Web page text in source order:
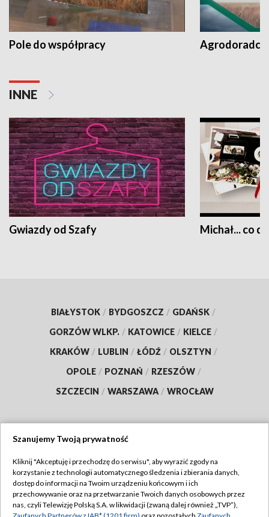
Pole do współpracy Agrodoradcy
INNE
Gwiazdy od Szafy Michał... co
BIAŁYSTOK / BYDGOSZCZ / GDAŃSK /
GORZÓW WLKP. / KATOWICE / KIELCE /
KRAKÓW / LUBLIN / ŁÓDŹ / OLSZTYN /
OPOLE / POZNAŃ / RZESZÓW /
SZCZECIN / WARSZAWA / WROCŁAW
TVP
Abonament TVP
Emisja w TVP
Regulamin TVP
Szanujemy Twoją prywatność
Kliknij "Akceptuję i przechodzę do serwisu", aby wyrazić zgody na
korzystanie z technologii automatycznego śledzenia i zbierania danych,
dostęp do informacji na Twoim urządzeniu końcowym i ich
przechowywanie oraz na przetwarzanie Twoich danych osobowych przez
nas, czyli Telewizję Polską S.A. w likwidacji (zwaną dalej również „TVP”),